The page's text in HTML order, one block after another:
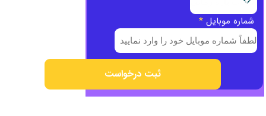
شماره موبایل *
ثبت درخواست